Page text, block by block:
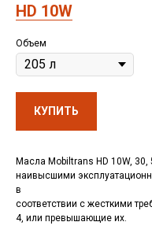
HD 10W
Объем
КУПИТЬ
Масла Mobiltrans HD 10W,
наивысшими
в
соответствии с жесткими
4, или превышающие их.